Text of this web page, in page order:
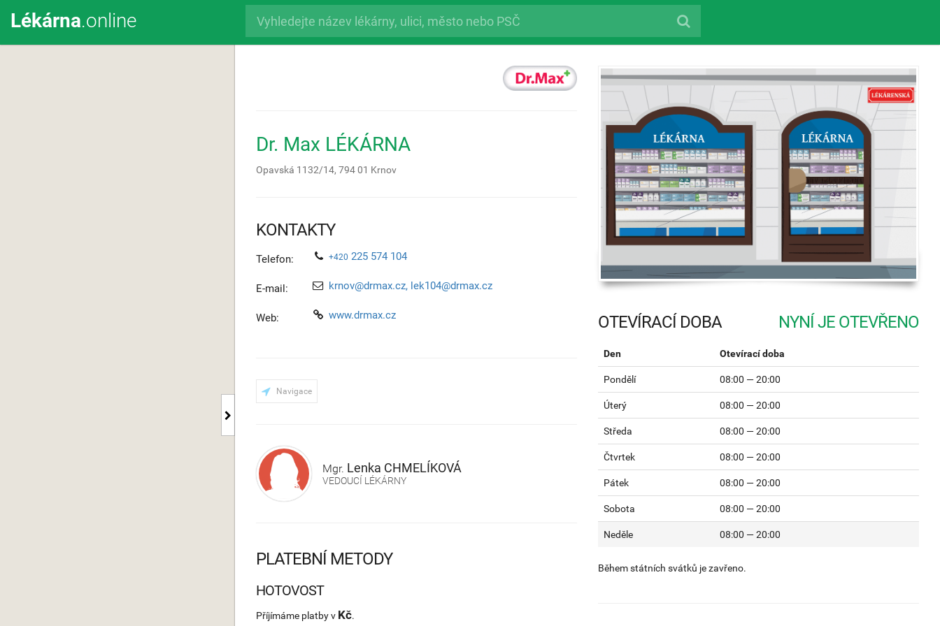
Lékárna.online
Dr. Max LÉKÁRNA
Opavská 1132/14, 794 01 Krnov
KONTAKTY
Telefon: +420 225 574 104
E-mail: krnov@drmax.cz, lek104@drmax.cz
Web: www.drmax.cz
Navigace
Mgr. Lenka CHMELÍKOVÁ
VEDOUCÍ LÉKÁRNY
OTEVÍRACÍ DOBA
Den Otevírací doba
Pondělí 08:00 — 20:00
Úterý 08:00 — 20:00
Středa 08:00 — 20:00
Čtvrtek 08:00 — 20:00
Pátek 08:00 — 20:00
Sobota 08:00 — 20:00
Neděle 08:00 — 20:00
Během státních svátků je zavřeno.
PLATEBNÍ METODY
HOTOVOST
Příjímáme platby v Kč.